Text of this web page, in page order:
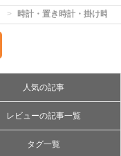
時計・置き時計・掛け時計
人気の記事
レビューの記事一覧
タグ一覧